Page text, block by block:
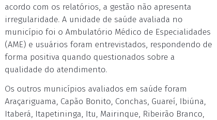
acordo com os relatórios, a gestão não apresenta
irregularidade. A unidade de saúde avaliada no
município foi o Ambulatório Médico de Especialidades
(AME) e usuários foram entrevistados, respondendo de
forma positiva quando questionados sobre a
qualidade do atendimento.
Os outros municípios avaliados em saúde foram
Araçariguama, Capão Bonito, Conchas, Guareí, Ibiúna,
Itaberá, Itapetininga, Itu, Mairinque, Ribeirão Branco,